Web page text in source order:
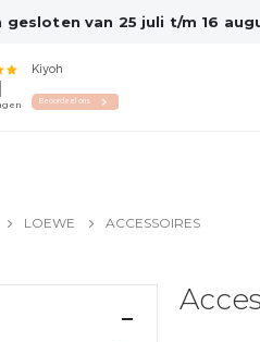
gesloten van 25 juli t/m 16
LOEWE ACCESSOIRES